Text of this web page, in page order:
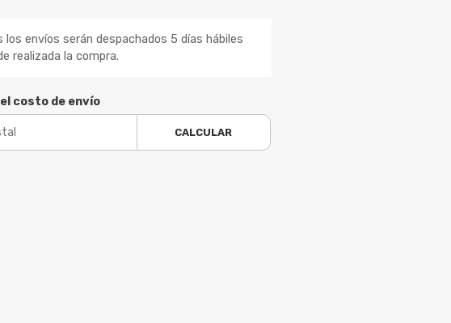
los envíos serán despachados 5 días hábiles
realizada la compra.
costo de envío
CALCULAR